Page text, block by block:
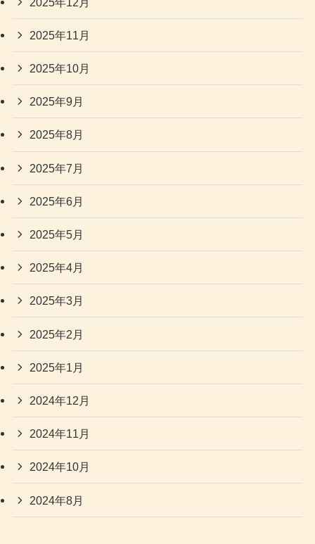
2025年11月
2025年10月
2025年9月
2025年8月
2025年7月
2025年6月
2025年5月
2025年4月
2025年3月
2025年2月
2025年1月
2024年12月
2024年11月
2024年10月
2024年8月